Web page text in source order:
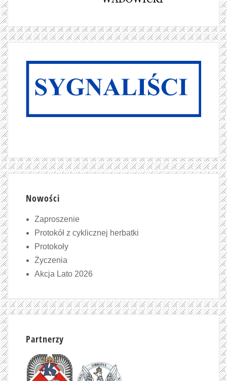
Nowości
Zaproszenie
Protokół z cyklicznej herbatki
Protokoły
Życzenia
Akcja Lato 2026
Partnerzy